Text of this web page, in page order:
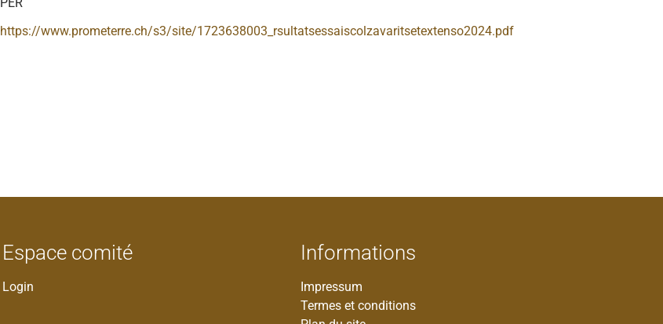
https://www.prometerre.ch/s3/site/1723638003_rsultatsessaiscolzavaritsetextenso2024.pdf
Espace comité
Login
Informations
Impressum
Termes et conditions